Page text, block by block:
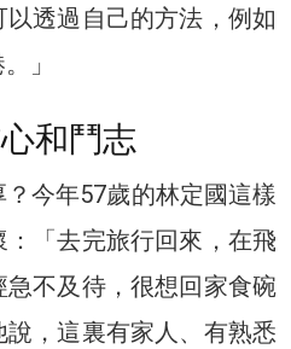
透過自己的方法，例如
」
和鬥志
今年57歲的林定國這樣
「去完旅行回來，在飛
不及待，很想回家食碗
，這裏有家人、有熟悉